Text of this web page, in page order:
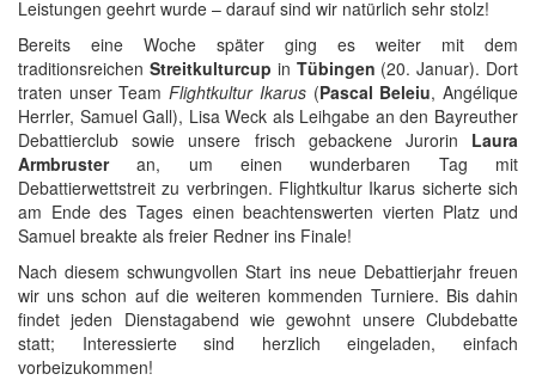
Leistungen geehrt wurde – darauf sind wir natürlich sehr stolz!
Bereits eine Woche später ging es weiter mit dem
traditionsreichen Streitkulturcup in Tübingen (20. Januar). Dort
traten unser TeamFlightkultur Ikarus(Pascal Beleiu, Angélique
Herrler, Samuel Gall), Lisa Weck als Leihgabe an den Bayreuther
Debattierclub sowie unsere frisch gebackene Jurorin Laura
Armbrusteran, um einen wunderbaren Tag mit
Debattierwettstreit zu verbringen. Flightkultur Ikarus sicherte sich
am Ende des Tages einen beachtenswerten vierten Platz und
Samuel breakte als freier Redner ins Finale!
Nach diesem schwungvollen Start ins neue Debattierjahr freuen
wir uns schon auf die weiteren kommenden Turniere. Bis dahin
findet jeden Dienstagabend wie gewohnt unsere Clubdebatte
statt; Interessierte sind herzlich eingeladen, einfach
vorbeizukommen!